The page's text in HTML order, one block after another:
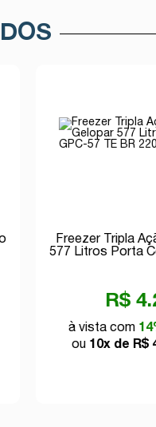
Freezer Tripla
577 Litros Porta
R$
à vista com
ou 10x de R$